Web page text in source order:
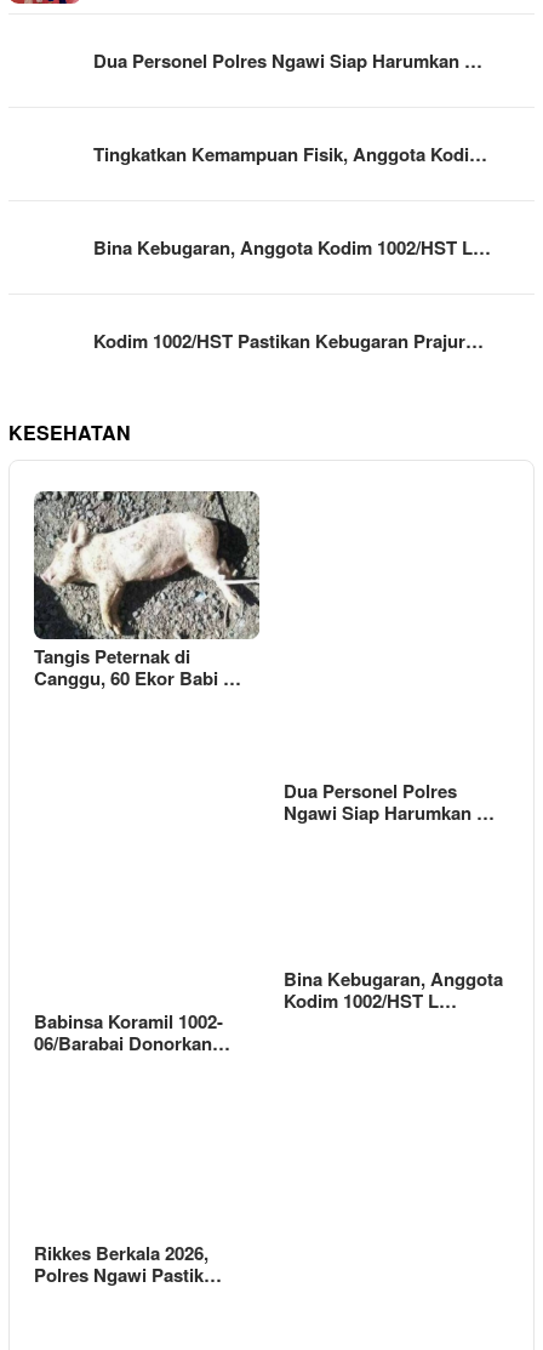
Dua Personel Polres Ngawi Siap Harumkan …
Tingkatkan Kemampuan Fisik, Anggota Kodi…
Bina Kebugaran, Anggota Kodim 1002/HST L…
Kodim 1002/HST Pastikan Kebugaran Prajur…
KESEHATAN
Tangis Peternak di
Canggu, 60 Ekor Babi …
Dua Personel Polres
Ngawi Siap Harumkan …
Babinsa Koramil 1002-
06/Barabai Donorkan…
Bina Kebugaran, Anggota
Kodim 1002/HST L…
Rikkes Berkala 2026,
Polres Ngawi Pastik…